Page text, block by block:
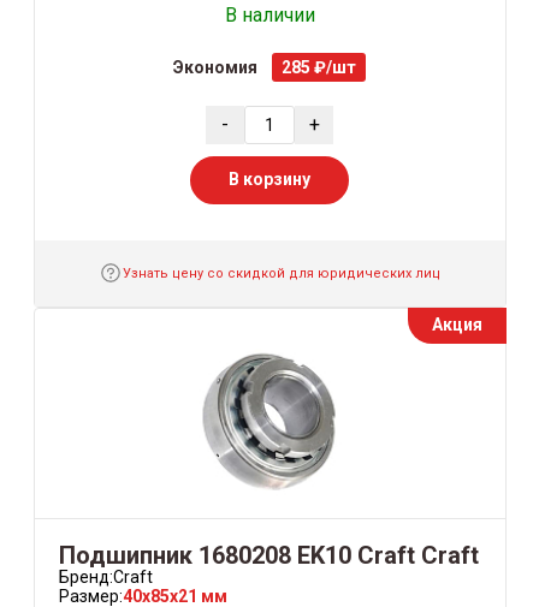
В наличии
Экономия 285 ₽/шт
- +
В корзину
Узнать цену со скидкой для юридических лиц
Акция
Подшипник 1680208 EK10 Craft Craft
Бренд:Craft
Размер:40x85x21 мм